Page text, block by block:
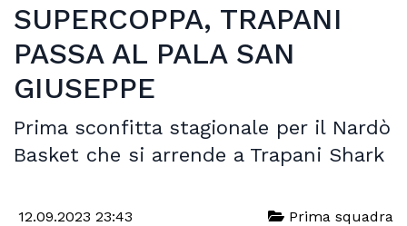
SUPERCOPPA, TRAPANI
PASSA AL PALA SAN
GIUSEPPE
Prima sconfitta stagionale per il Nardò
Basket che si arrende a Trapani Shark
12.09.2023 23:43 Prima squadra